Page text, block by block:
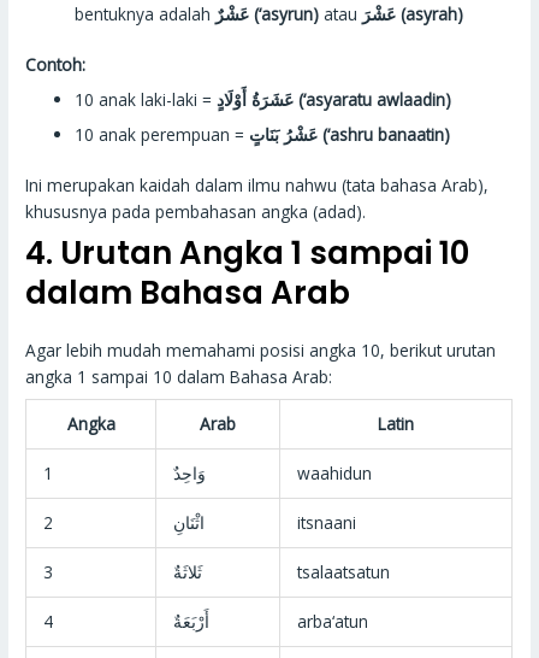
bentuknya adalah
عَشْرٌ (‘asyrun) atau عَشْرَ (asyrah)
Contoh:
10 anak laki-laki =
عَشَرَةُ أَوْلَادٍ (‘asyaratu awlaadin)
10 anak perempuan =
عَشْرُ بَنَاتٍ (‘ashru banaatin)
Ini merupakan kaidah dalam ilmu nahwu (tata bahasa Arab),
khususnya pada pembahasan angka (adad).
4. Urutan Angka 1 sampai 10
dalam Bahasa Arab
Agar lebih mudah memahami posisi angka 10, berikut urutan
angka 1 sampai 10 dalam Bahasa Arab:
Angka Arab Latin
1 وَاحِدٌ waahidun
2 اثْنَانِ itsnaani
3 ثَلاثَةٌ tsalaatsatun
4 أَرْبَعَةٌ arba‘atun